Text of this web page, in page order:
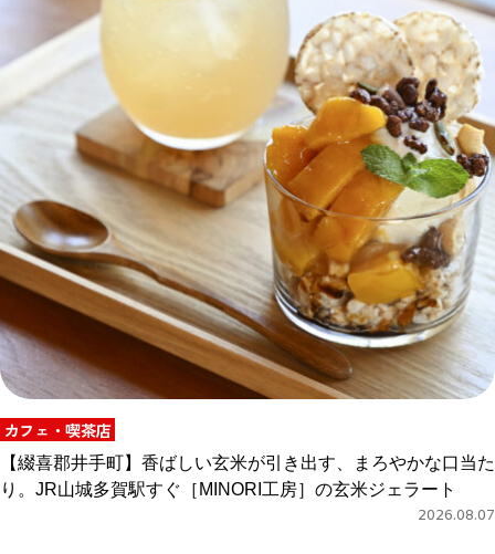
カフェ・喫茶店
【綴喜郡井手町】香ばしい玄米が引き出す、まろやかな口当た
り。JR山城多賀駅すぐ［MINORI工房］の玄米ジェラート
2026.08.07